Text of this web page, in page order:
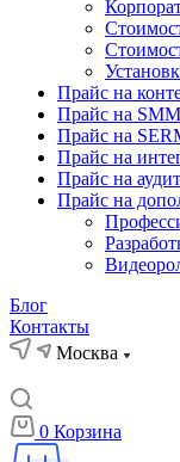
Прайс на
Прайс на SMM
Прайс на
Прайс на
Прайс на
Прайс на
Блог
Контакты
Москва
0 Корзина